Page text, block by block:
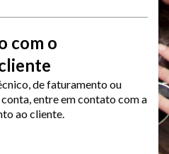
com o
de faturamento ou
entre em contato com a
ao cliente.